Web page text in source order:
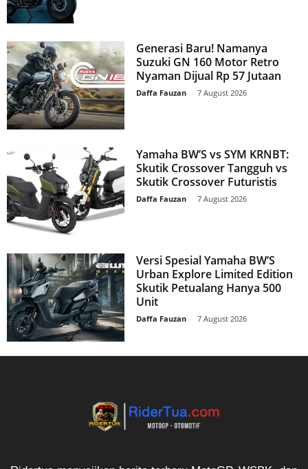
Generasi Baru! Namanya
Suzuki GN 160 Motor Retro
Nyaman Dijual Rp 57 Jutaan
Daffa Fauzan 7 August 2026
Yamaha BW’S vs SYM KRNBT:
Skutik Crossover Tangguh vs
Skutik Crossover Futuristis
Daffa Fauzan 7 August 2026
Versi Spesial Yamaha BW’S
Urban Explore Limited Edition
Skutik Petualang Hanya 500
Unit
Daffa Fauzan 7 August 2026